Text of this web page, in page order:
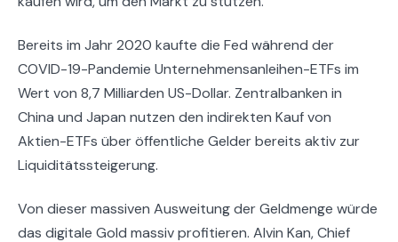
Bereits im Jahr 2020 kaufte die Fed während der
COVID-19-Pandemie Unternehmensanleihen-ETFs im
Wert von 8,7 Milliarden US-Dollar. Zentralbanken in
China und Japan nutzen den indirekten Kauf von
Aktien-ETFs über öffentliche Gelder bereits aktiv zur
Liquiditätssteigerung.
Von dieser massiven Ausweitung der Geldmenge würde
das digitale Gold massiv profitieren. Alvin Kan, Chief